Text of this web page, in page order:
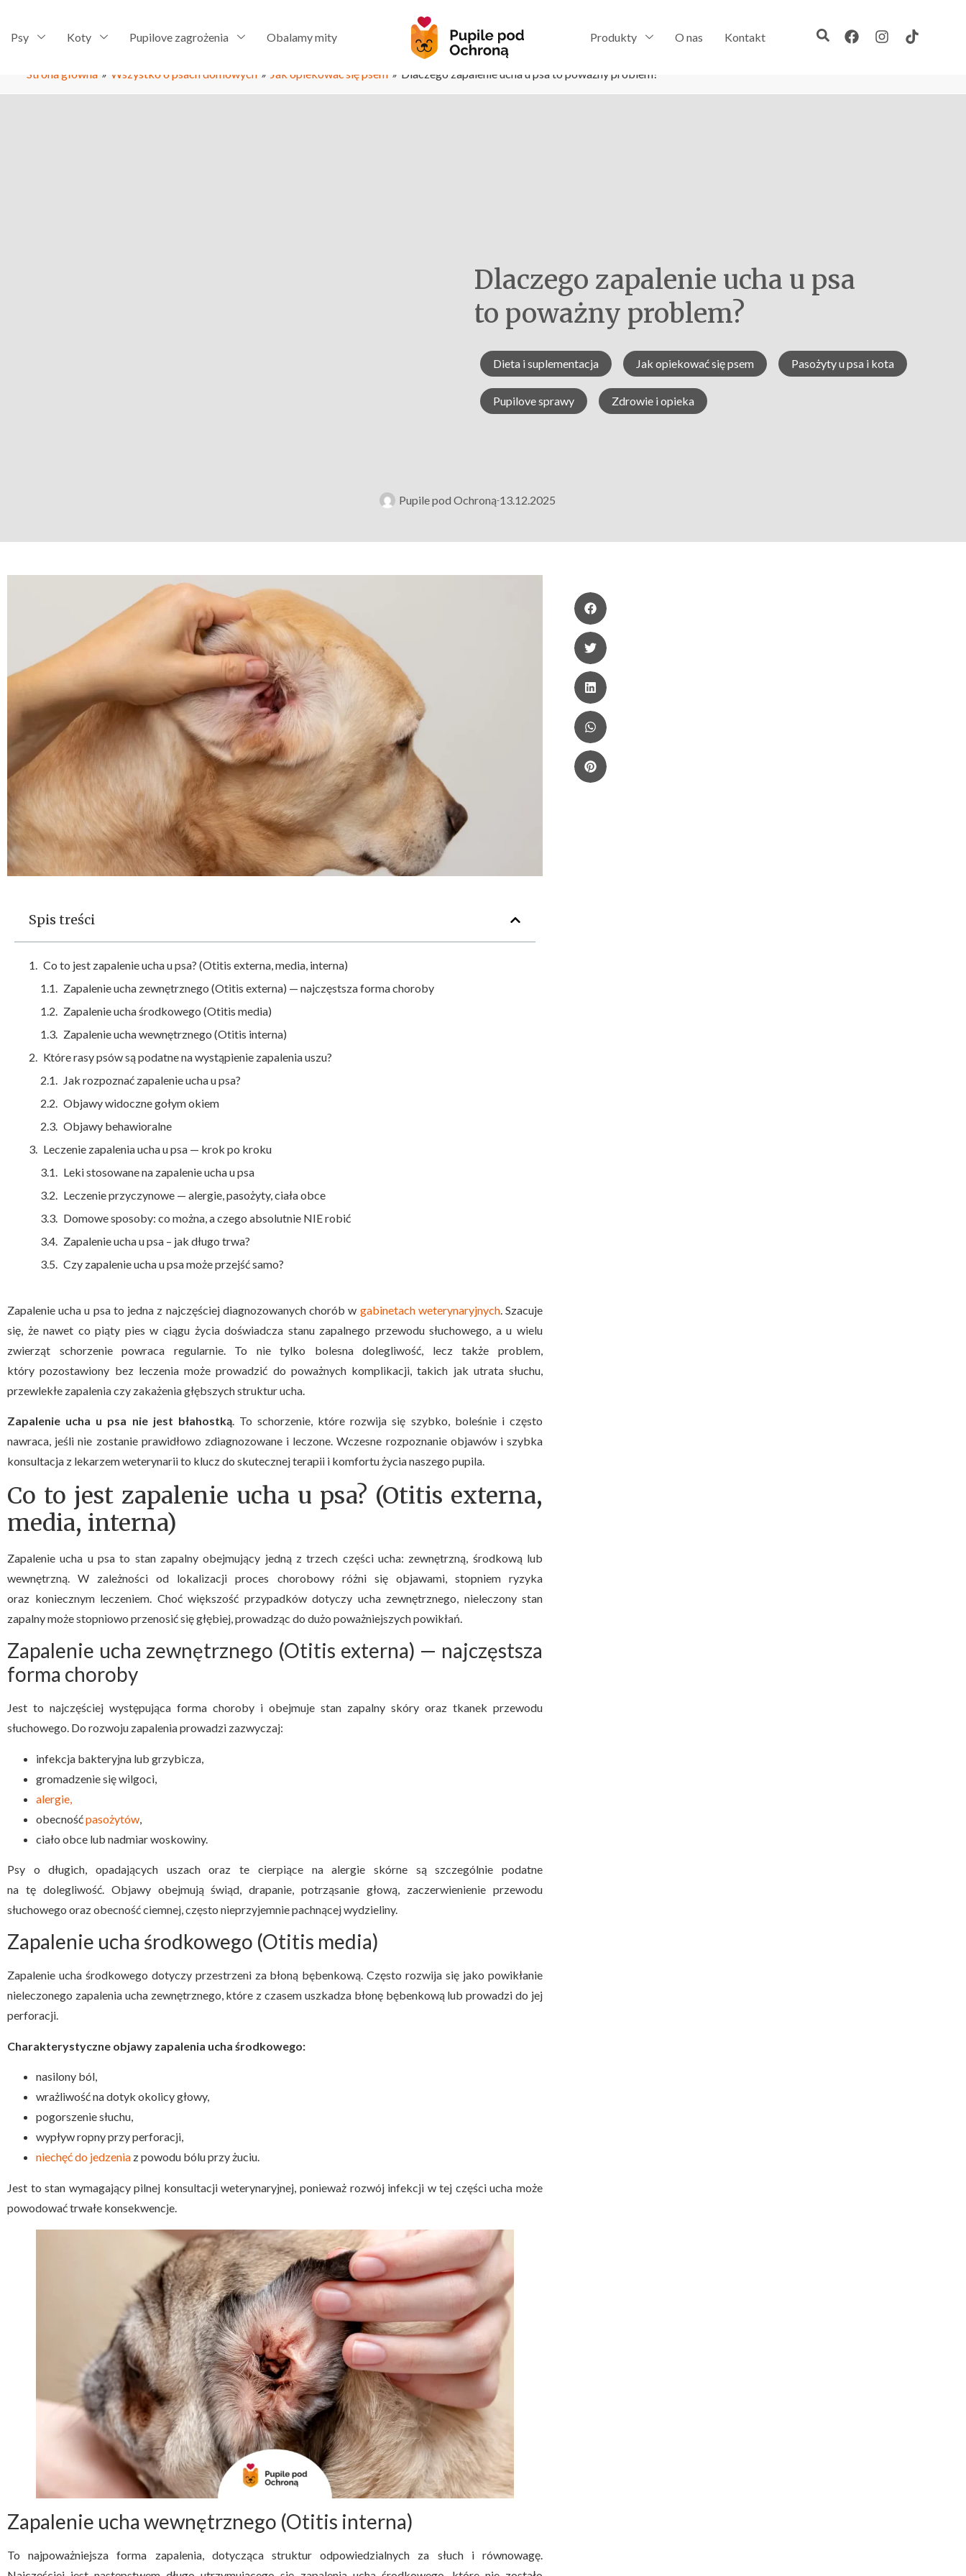
Psy Koty Pupilove zagrożenia Obalamy mity Produkty O nas Kontakt
Strona główna » Wszystko o psach domowych » Jak opiekować się psem » Dlaczego zapalenie ucha u psa to poważny problem?
Dlaczego zapalenie ucha u psa
to poważny problem?
Dieta i suplementacja Jak opiekować się psem Pasożyty u psa i kota
Pupilove sprawy Zdrowie i opieka
Pupile pod Ochroną 13.12.2025
Spis treści
Co to jest zapalenie ucha u psa? (Otitis externa, media, interna)
Zapalenie ucha zewnętrznego (Otitis externa) — najczęstsza forma choroby
Zapalenie ucha środkowego (Otitis media)
Zapalenie ucha wewnętrznego (Otitis interna)
Które rasy psów są podatne na wystąpienie zapalenia uszu?
Jak rozpoznać zapalenie ucha u psa?
Objawy widoczne gołym okiem
Objawy behawioralne
Leczenie zapalenia ucha u psa — krok po kroku
Leki stosowane na zapalenie ucha u psa
Leczenie przyczynowe — alergie, pasożyty, ciała obce
Domowe sposoby: co można, a czego absolutnie NIE robić
Zapalenie ucha u psa – jak długo trwa?
Czy zapalenie ucha u psa może przejść samo?
Zapalenie ucha u psa to jedna z najczęściej diagnozowanych chorób w gabinetach weterynaryjnych. Szacuje
się, że nawet co piąty pies w ciągu życia doświadcza stanu zapalnego przewodu słuchowego, a u wielu
zwierząt schorzenie powraca regularnie. To nie tylko bolesna dolegliwość, lecz także problem,
który pozostawiony bez leczenia może prowadzić do poważnych komplikacji, takich jak utrata słuchu,
przewlekłe zapalenia czy zakażenia głębszych struktur ucha.
Zapalenie ucha u psa nie jest błahostką. To schorzenie, które rozwija się szybko, boleśnie i często
nawraca, jeśli nie zostanie prawidłowo zdiagnozowane i leczone. Wczesne rozpoznanie objawów i szybka
konsultacja z lekarzem weterynarii to klucz do skutecznej terapii i komfortu życia naszego pupila.
Co to jest zapalenie ucha u psa? (Otitis externa,
media, interna)
Zapalenie ucha u psa to stan zapalny obejmujący jedną z trzech części ucha: zewnętrzną, środkową lub
wewnętrzną. W zależności od lokalizacji proces chorobowy różni się objawami, stopniem ryzyka
oraz koniecznym leczeniem. Choć większość przypadków dotyczy ucha zewnętrznego, nieleczony stan
zapalny może stopniowo przenosić się głębiej, prowadząc do dużo poważniejszych powikłań.
Zapalenie ucha zewnętrznego (Otitis externa) — najczęstsza
forma choroby
Jest to najczęściej występująca forma choroby i obejmuje stan zapalny skóry oraz tkanek przewodu
słuchowego. Do rozwoju zapalenia prowadzi zazwyczaj:
infekcja bakteryjna lub grzybicza,
gromadzenie się wilgoci,
alergie,
obecnośćpasożytów
ciało obce lub nadmiar woskowiny.
Psy o długich, opadających uszach oraz te cierpiące na alergie skórne są szczególnie podatne
na tę dolegliwość. Objawy obejmują świąd, drapanie, potrząsanie głową, zaczerwienienie przewodu
słuchowego oraz obecność ciemnej, często nieprzyjemnie pachnącej wydzieliny.
Zapalenie ucha środkowego (Otitis media)
Zapalenie ucha środkowego dotyczy przestrzeni za błoną bębenkową. Często rozwija się jako powikłanie
nieleczonego zapalenia ucha zewnętrznego, które z czasem uszkadza błonę bębenkową lub prowadzi do jej
perforacji.
Charakterystyczne objawy zapalenia ucha środkowego:
nasilony ból,
wrażliwość na dotyk okolicy głowy,
pogorszenie słuchu,
wypływ ropny przy perforacji,
niechęć do jedzenia z powodu bólu przy żuciu.
Jest to stan wymagający pilnej konsultacji weterynaryjnej, ponieważ rozwój infekcji w tej części ucha może
powodować trwałe konsekwencje.
Zapalenie ucha wewnętrznego (Otitis interna)
To najpoważniejsza forma zapalenia, dotycząca struktur odpowiedzialnych za słuch i równowagę.